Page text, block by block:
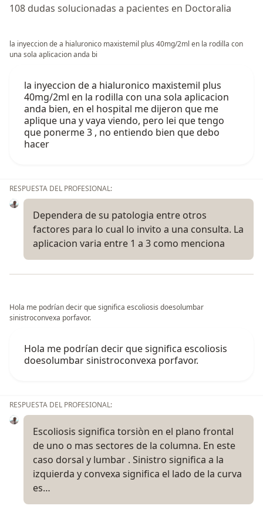
108 dudas solucionadas a pacientes en Doctoralia
la inyeccion de a hialuronico maxistemil plus 40mg/2ml en la rodilla con
una sola aplicacion anda bi
la inyeccion de a hialuronico maxistemil plus
40mg/2ml en la rodilla con una sola aplicacion
anda bien, en el hospital me dijeron que me
aplique una y vaya viendo, pero lei que tengo
que ponerme 3 , no entiendo bien que debo
hacer
RESPUESTA DEL PROFESIONAL:
Dependera de su patologia entre otros
factores para lo cual lo invito a una consulta. La
aplicacion varia entre 1 a 3 como menciona
Hola me podrían decir que significa escoliosis doesolumbar
sinistroconvexa porfavor.
Hola me podrían decir que significa escoliosis
doesolumbar sinistroconvexa porfavor.
RESPUESTA DEL PROFESIONAL:
Escoliosis significa torsiòn en el plano frontal
de uno o mas sectores de la columna. En este
caso dorsal y lumbar . Sinistro significa a la
izquierda y convexa significa el lado de la curva
es…